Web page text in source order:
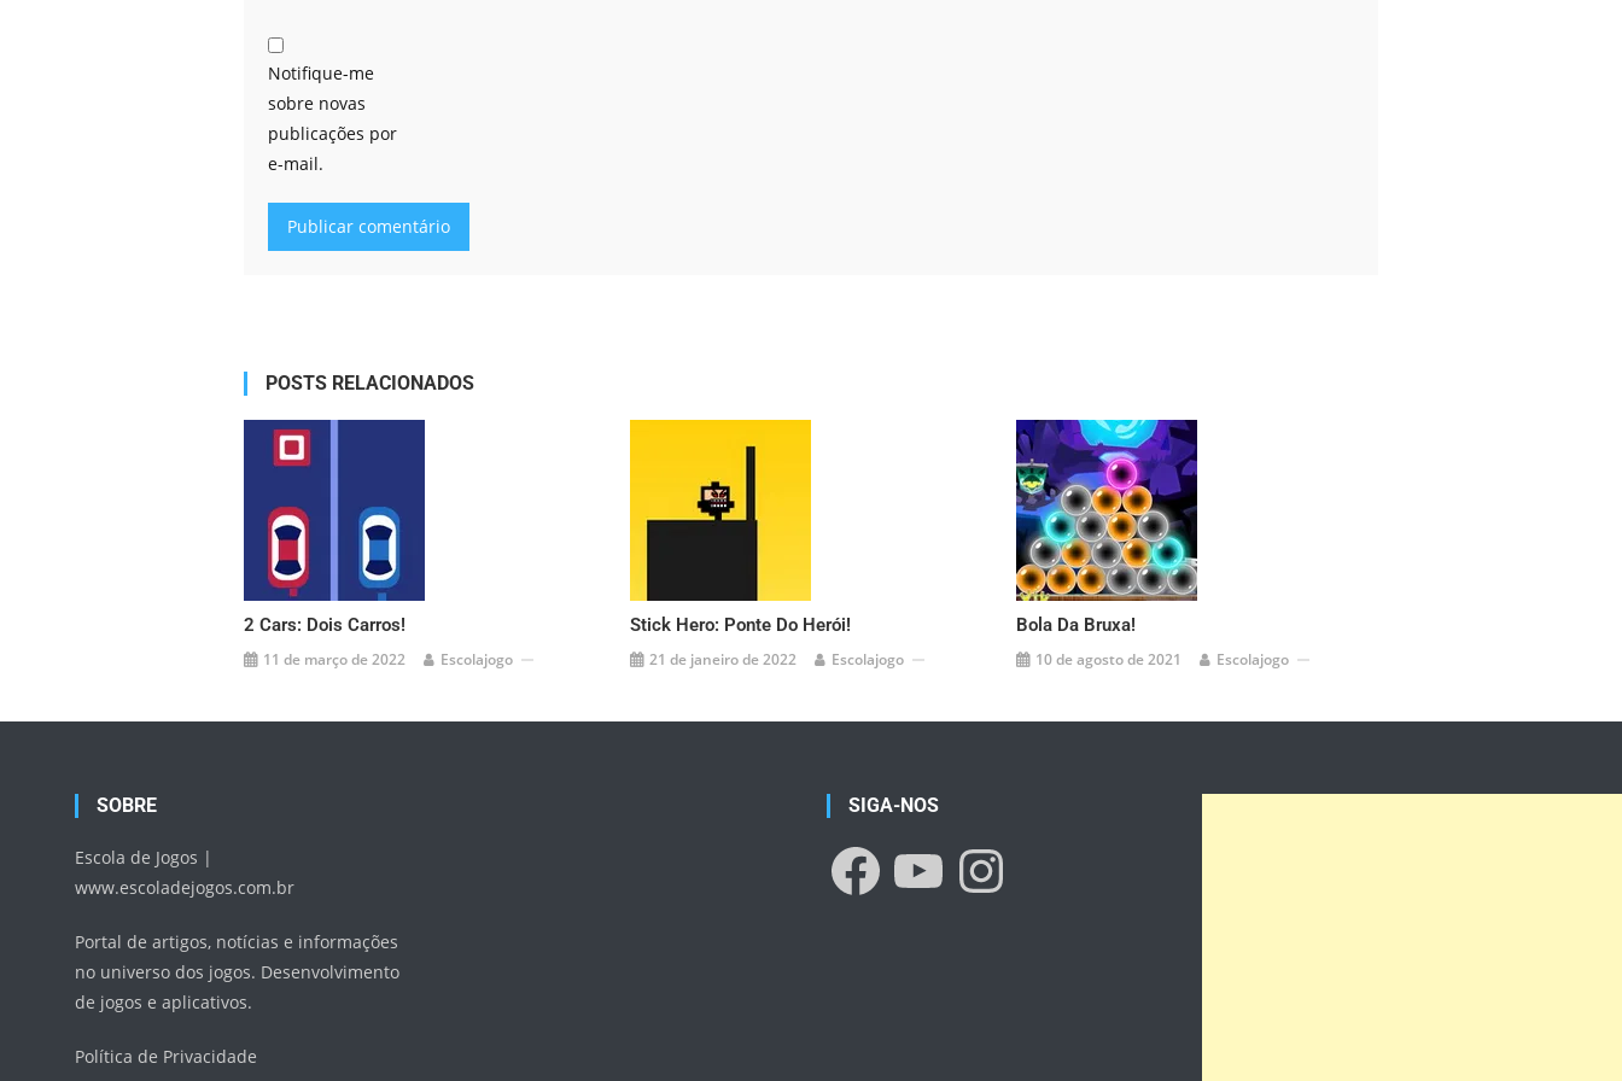
Notifique-me
sobre novas
publicações por
e-mail.
POSTS RELACIONADOS
2 Cars: Dois Carros!
11 de março de 2022 Escolajogo
Stick Hero: Ponte Do Herói!
21 de janeiro de 2022 Escolajogo
Bola Da Bruxa!
10 de agosto de 2021 Escolajogo
SOBRE
Escola de Jogos |
www.escoladejogos.com.br
Portal de artigos, notícias e informações
no universo dos jogos. Desenvolvimento
de jogos e aplicativos.
Política de Privacidade
SIGA-NOS